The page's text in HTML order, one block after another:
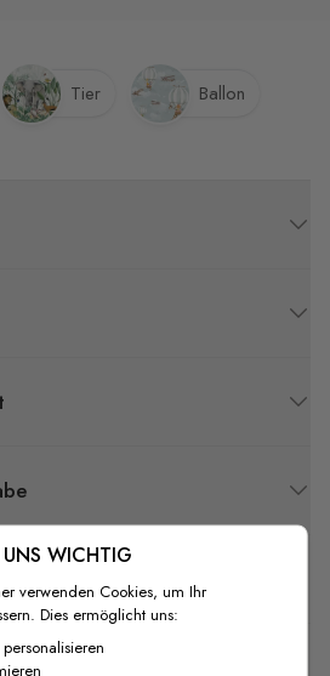
Tier Ballon
WICHTIG
verwenden Cookies, um Ihr
Dies ermöglicht uns: